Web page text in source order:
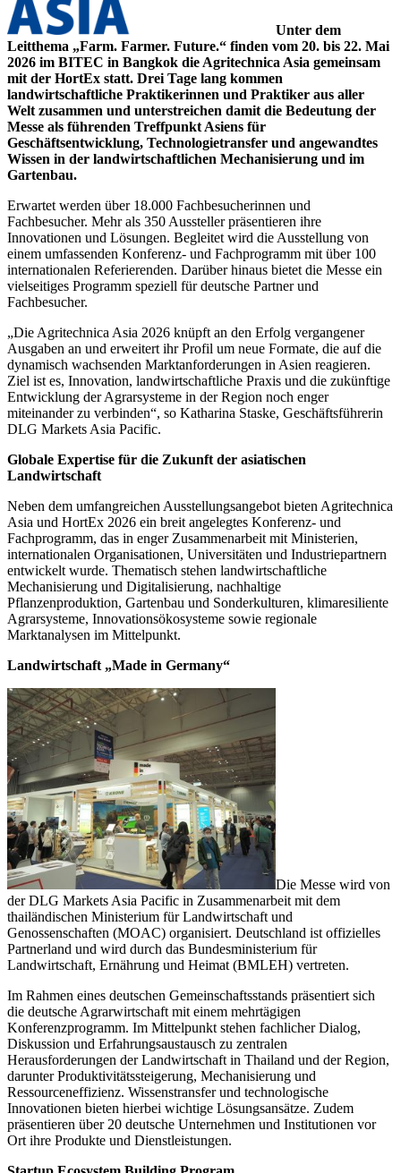
Unter dem
Leitthema „Farm. Farmer. Future.“ finden vom 20. bis 22. Mai
2026 im BITEC in Bangkok die Agritechnica Asia gemeinsam
mit der HortEx statt. Drei Tage lang kommen
landwirtschaftliche Praktikerinnen und Praktiker aus aller
Welt zusammen und unterstreichen damit die Bedeutung der
Messe als führenden Treffpunkt Asiens für
Geschäftsentwicklung, Technologietransfer und angewandtes
Wissen in der landwirtschaftlichen Mechanisierung und im
Gartenbau.
Erwartet werden über 18.000 Fachbesucherinnen und
Fachbesucher. Mehr als 350 Aussteller präsentieren ihre
Innovationen und Lösungen. Begleitet wird die Ausstellung von
einem umfassenden Konferenz- und Fachprogramm mit über 100
internationalen Referierenden. Darüber hinaus bietet die Messe ein
vielseitiges Programm speziell für deutsche Partner und
Fachbesucher.
„Die Agritechnica Asia 2026 knüpft an den Erfolg vergangener
Ausgaben an und erweitert ihr Profil um neue Formate, die auf die
dynamisch wachsenden Marktanforderungen in Asien reagieren.
Ziel ist es, Innovation, landwirtschaftliche Praxis und die zukünftige
Entwicklung der Agrarsysteme in der Region noch enger
miteinander zu verbinden“, so Katharina Staske, Geschäftsführerin
DLG Markets Asia Pacific.
Globale Expertise für die Zukunft der asiatischen
Landwirtschaft
Neben dem umfangreichen Ausstellungsangebot bieten Agritechnica
Asia und HortEx 2026 ein breit angelegtes Konferenz- und
Fachprogramm, das in enger Zusammenarbeit mit Ministerien,
internationalen Organisationen, Universitäten und Industriepartnern
entwickelt wurde. Thematisch stehen landwirtschaftliche
Mechanisierung und Digitalisierung, nachhaltige
Pflanzenproduktion, Gartenbau und Sonderkulturen, klimaresiliente
Agrarsysteme, Innovationsökosysteme sowie regionale
Marktanalysen im Mittelpunkt.
Landwirtschaft „Made in Germany“
Die Messe wird von
der DLG Markets Asia Pacific in Zusammenarbeit mit dem
thailändischen Ministerium für Landwirtschaft und
Genossenschaften (MOAC) organisiert. Deutschland ist offizielles
Partnerland und wird durch das Bundesministerium für
Landwirtschaft, Ernährung und Heimat (BMLEH) vertreten.
Im Rahmen eines deutschen Gemeinschaftsstands präsentiert sich
die deutsche Agrarwirtschaft mit einem mehrtägigen
Konferenzprogramm. Im Mittelpunkt stehen fachlicher Dialog,
Diskussion und Erfahrungsaustausch zu zentralen
Herausforderungen der Landwirtschaft in Thailand und der Region,
darunter Produktivitätssteigerung, Mechanisierung und
Ressourceneffizienz. Wissenstransfer und technologische
Innovationen bieten hierbei wichtige Lösungsansätze. Zudem
präsentieren über 20 deutsche Unternehmen und Institutionen vor
Ort ihre Produkte und Dienstleistungen.